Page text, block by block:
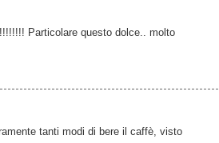
Particolare questo dolce.. molto
tanti modi di bere il caffè, visto